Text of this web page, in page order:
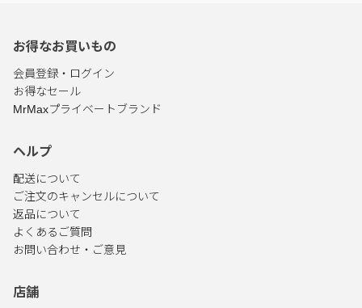
お得なお買いもの
会員登録・ログイン
お得なセール
MrMaxプライベートブランド
ヘルプ
配送について
ご注文のキャンセルについて
返品について
よくあるご質問
お問い合わせ・ご意見
店舗